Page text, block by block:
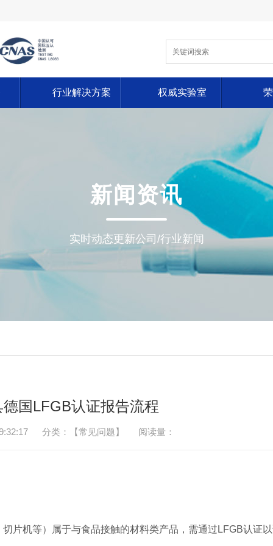
行业解决方案 权威实验室
新闻资讯
实时动态更新公司/行业新闻
国LFGB认证报告流程
分类：【常见问题】 阅读量：
片机等）属于与食品接触的材料类产品，需通过LFGB认证